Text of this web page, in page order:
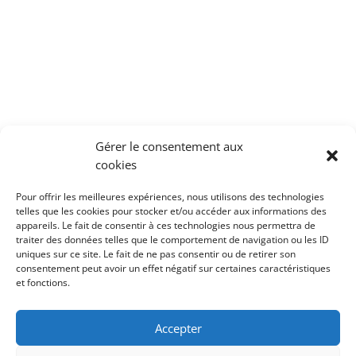
Gérer le consentement aux
cookies
Pour offrir les meilleures expériences, nous utilisons des technologies
telles que les cookies pour stocker et/ou accéder aux informations des
appareils. Le fait de consentir à ces technologies nous permettra de
traiter des données telles que le comportement de navigation ou les ID
uniques sur ce site. Le fait de ne pas consentir ou de retirer son
consentement peut avoir un effet négatif sur certaines caractéristiques
et fonctions.
Accepter